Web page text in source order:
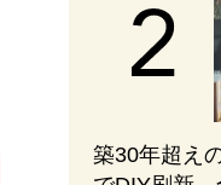
築30年超え